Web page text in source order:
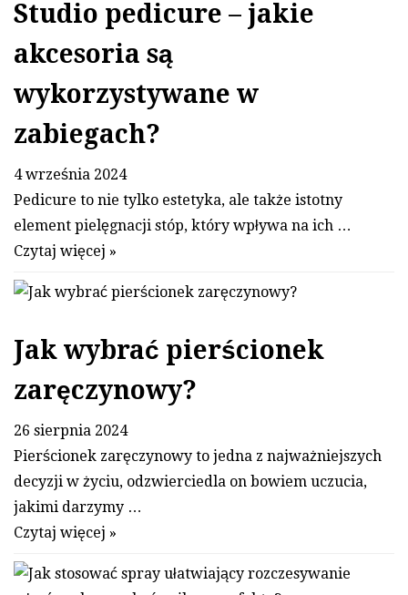
Studio pedicure – jakie
akcesoria są
wykorzystywane w
zabiegach?
4 września 2024
Pedicure to nie tylko estetyka, ale także istotny
element pielęgnacji stóp, który wpływa na ich …
Czytaj więcej »
Jak wybrać pierścionek
zaręczynowy?
26 sierpnia 2024
Pierścionek zaręczynowy to jedna z najważniejszych
decyzji w życiu, odzwierciedla on bowiem uczucia,
jakimi darzymy …
Czytaj więcej »